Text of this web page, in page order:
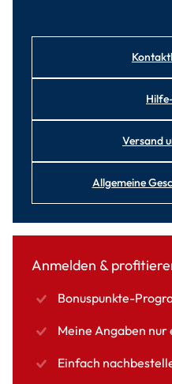
Versand
Allgemeine
Anmelden &
Bonuspunkte-
Meine Angaben
Einfach